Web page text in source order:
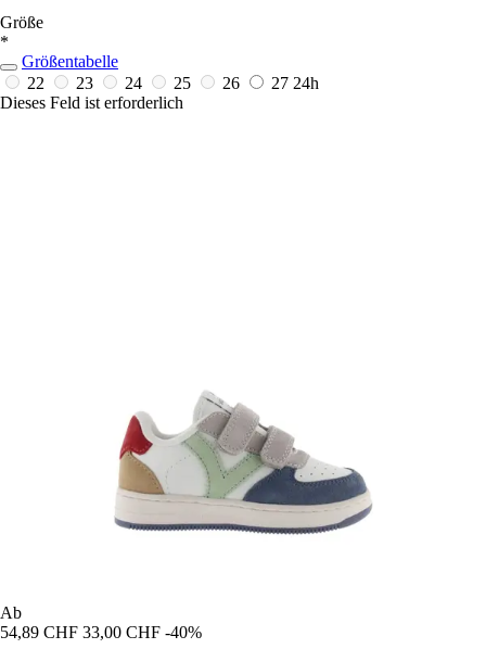
Größe
*
Größentabelle
22
23 24 25 26 27 24h
Dieses Feld ist erforderlich
Ab
54,89 CHF 33,00 CHF -40%